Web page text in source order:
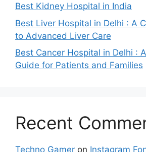
Best Kidney Hospital in India
Best Liver Hospital in Delhi : A
to Advanced Liver Care
Best Cancer Hospital in Delhi :
Guide for Patients and Families
Recent
Techno Gamer on Instagram